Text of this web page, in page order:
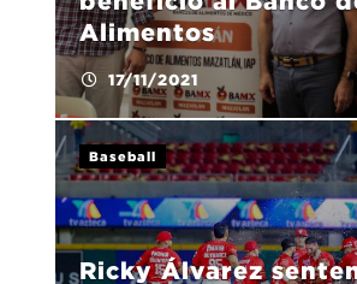
Alimentos
17/11/2021
Baseball
Ricky Álvarez